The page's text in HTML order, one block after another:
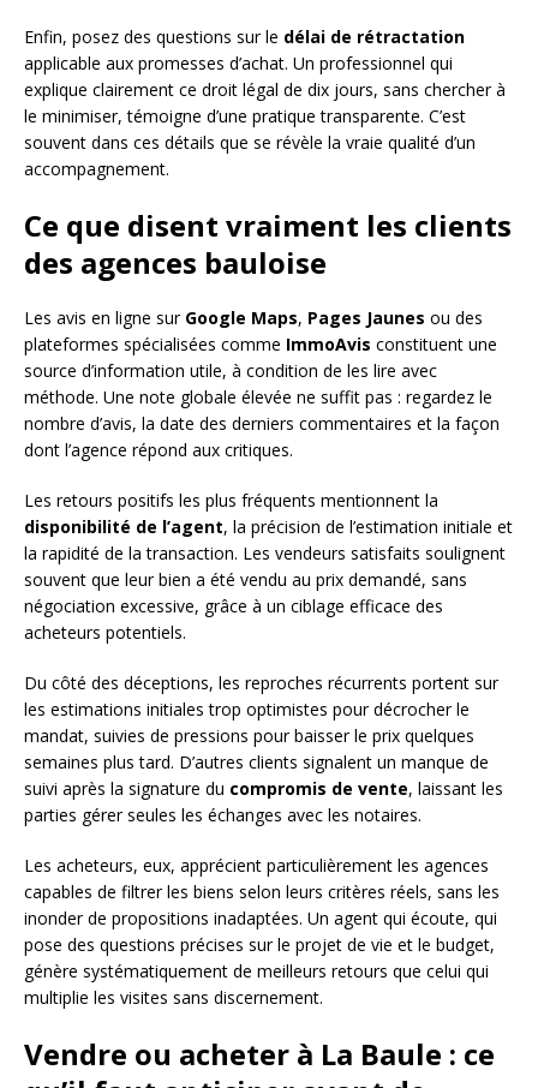
Enfin, posez des questions sur le délai de rétractation
applicable aux promesses d’achat. Un professionnel qui
explique clairement ce droit légal de dix jours, sans chercher à
le minimiser, témoigne d’une pratique transparente. C’est
souvent dans ces détails que se révèle la vraie qualité d’un
accompagnement.
Ce que disent vraiment les clients
des agences bauloise
Les avis en ligne sur Google Maps, Pages Jaunes ou des
plateformes spécialisées comme ImmoAvis constituent une
source d’information utile, à condition de les lire avec
méthode. Une note globale élevée ne suffit pas : regardez le
nombre d’avis, la date des derniers commentaires et la façon
dont l’agence répond aux critiques.
Les retours positifs les plus fréquents mentionnent la
disponibilité de l’agent, la précision de l’estimation initiale et
la rapidité de la transaction. Les vendeurs satisfaits soulignent
souvent que leur bien a été vendu au prix demandé, sans
négociation excessive, grâce à un ciblage efficace des
acheteurs potentiels.
Du côté des déceptions, les reproches récurrents portent sur
les estimations initiales trop optimistes pour décrocher le
mandat, suivies de pressions pour baisser le prix quelques
semaines plus tard. D’autres clients signalent un manque de
suivi après la signature du compromis de vente, laissant les
parties gérer seules les échanges avec les notaires.
Les acheteurs, eux, apprécient particulièrement les agences
capables de filtrer les biens selon leurs critères réels, sans les
inonder de propositions inadaptées. Un agent qui écoute, qui
pose des questions précises sur le projet de vie et le budget,
génère systématiquement de meilleurs retours que celui qui
multiplie les visites sans discernement.
Vendre ou acheter à La Baule : ce